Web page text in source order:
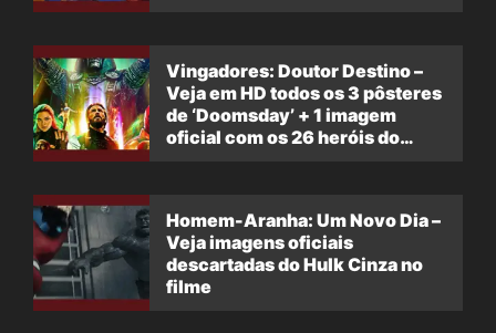
Vingadores: Doutor Destino –
Veja em HD todos os 3 pôsteres
de ‘Doomsday’ + 1 imagem
oficial com os 26 heróis do
Homem-Aranha: Um Novo Dia –
Veja imagens oficiais
descartadas do Hulk Cinza no
filme